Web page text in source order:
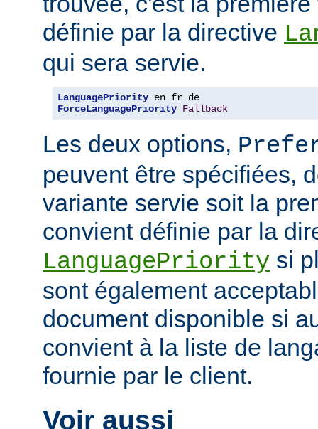
définie par la directive
qui sera servie.
LanguagePriority
ForceLanguagePriority Fallback
Les deux options,
peuvent être spécifiées,
variante servie soit la
convient définie par la
LanguagePriority si
sont également
document disponible si
convient à la liste de
fournie par le client.
Voir aussi